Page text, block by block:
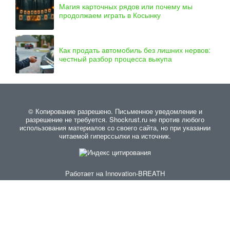
Магия карточных рядов или почему мы
продолжаем играть в Косынку
Как продать автомобиль без лишних нервов:
честный разбор процесса выкупа
© Копирование разрешено. Письменное уведомление и
разрешение не требуется. Shockrust.ru не против любого
использования материалов со своего сайта, но при указании
читаемой гиперссылки на источник.
Работает на Innovation-BREATH